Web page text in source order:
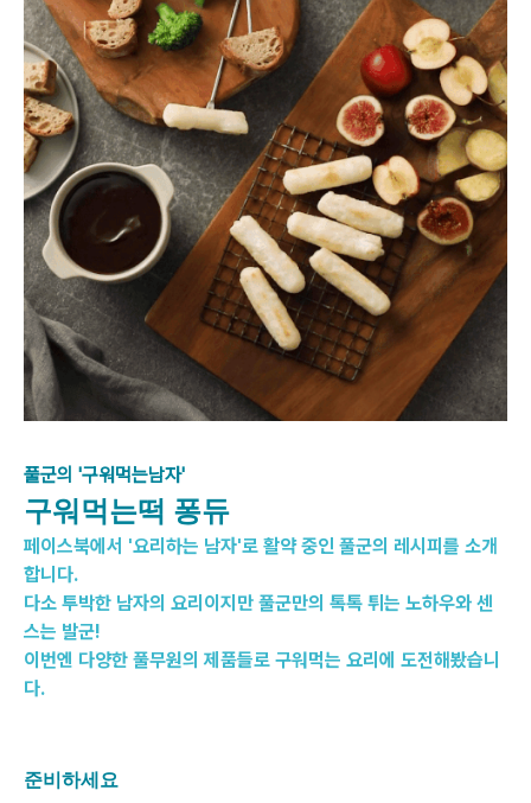
풀군의 '구워먹는남자'
구워먹는떡 퐁듀
페이스북에서 '요리하는 남자'로 활약 중인 풀군의 레시피를 소개
합니다.
다소 투박한 남자의 요리이지만 풀군만의 톡톡 튀는 노하우와 센
스는 발군!
이번엔 다양한 풀무원의 제품들로 구워먹는 요리에 도전해봤습니
다.
준비하세요